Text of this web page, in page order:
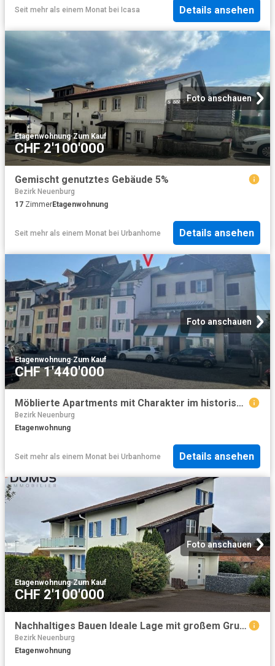
Seit mehr als einem Monat bei Icasa Details ansehen
Foto anschauen
Etagenwohnung·Zum Kauf
CHF 2'100'000
Gemischt genutztes Gebäude 5%
Bezirk Neuenburg
17 ZimmerEtagenwohnung
Seit mehr als einem Monat bei Urbanhome Details ansehen
Foto anschauen
Etagenwohnung·Zum Kauf
CHF 1'440'000
Möblierte Apartments mit Charakter im historischen Stadtzentrum von Porrentruy, gegenüber dem Kantonalen Gymnasium
Bezirk Neuenburg
Etagenwohnung
Seit mehr als einem Monat bei Urbanhome Details ansehen
Foto anschauen
Etagenwohnung·Zum Kauf
CHF 2'100'000
Nachhaltiges Bauen Ideale Lage mit großem Grundstück und hoher Rendite
Bezirk Neuenburg
Etagenwohnung